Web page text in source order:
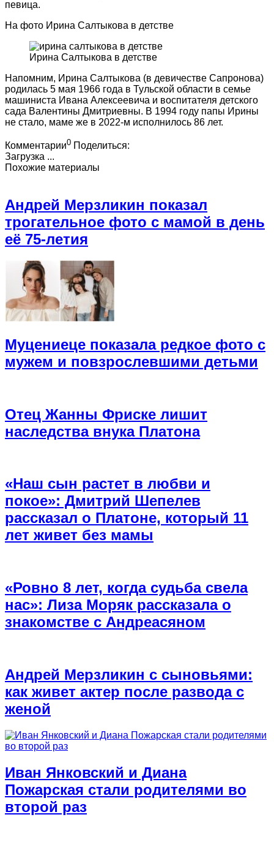
певица.
На фото Ирина Салтыкова в детстве
Ирина Салтыкова в детстве
Напомним, Ирина Салтыкова (в девичестве Сапронова)
родилась 5 мая 1966 года в Тульской области в семье
машиниста Ивана Алексеевича и воспитателя детского
сада Валентины Дмитриевны. В 1994 году папы Ирины
не стало, маме же в 2022-м исполнилось 86 лет.
Комментарии0 Поделиться:
Загрузка ...
Похожие материалы
Андрей Мерзликин показал
трогательное фото с мамой в день
её 75-летия
Муцениеце показала редкое фото с
мужем и повзрослевшими детьми
Отец Жанны Фриске лишит
наследства внука Платона
«Наш сын растет в любви и
покое»: Дмитрий Шепелев
рассказал о Платоне, который 11
лет живет без мамы
«Ровно 8 лет, когда судьба свела
нас»: Лиза Моряк рассказала о
знакомстве с Андреасяном
Андрей Мерзликин с сыновьями:
как живет актер после развода с
женой
Иван Янковский и Диана
Пожарская стали родителями во
второй раз